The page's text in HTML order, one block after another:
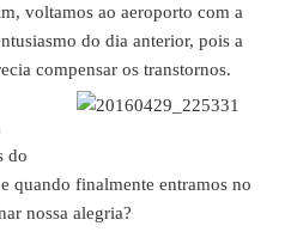
voltamos ao aeroporto com a
do dia anterior, pois a
compensar os transtornos.
do
quando finalmente entramos no
nossa alegria?